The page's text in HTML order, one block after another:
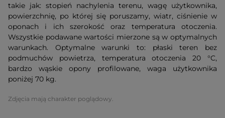
takie jak: stopień nachylenia terenu, wagę użytkownika,
powierzchnię, po której się poruszamy, wiatr, ciśnienie w
oponach i ich szerokość oraz temperatura otoczenia.
Wszystkie podawane wartości mierzone są w optymalnych
warunkach. Optymalne warunki to: płaski teren bez
podmuchów powietrza, temperatura otoczenia 20 °C,
bardzo wąskie opony profilowane, waga użytkownika
poniżej 70 kg.
Zdjęcia mają charakter poglądowy.